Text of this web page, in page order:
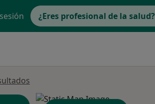
¿Eres profesional de la salud?